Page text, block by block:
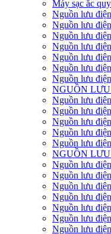
Máy sạc ắc quy
Nguồn lưu
Nguồn lưu
Nguồn lưu
Nguồn lưu
Nguồn lưu
Nguồn lưu
Nguồn lưu
NGUỒN
Nguồn lưu
Nguồn lưu
Nguồn lưu
Nguồn lưu
Nguồn lưu
NGUỒN
Nguồn lưu
Nguồn lưu
Nguồn lưu
Nguồn lưu
Nguồn lưu
Nguồn lưu
Nguồn lưu